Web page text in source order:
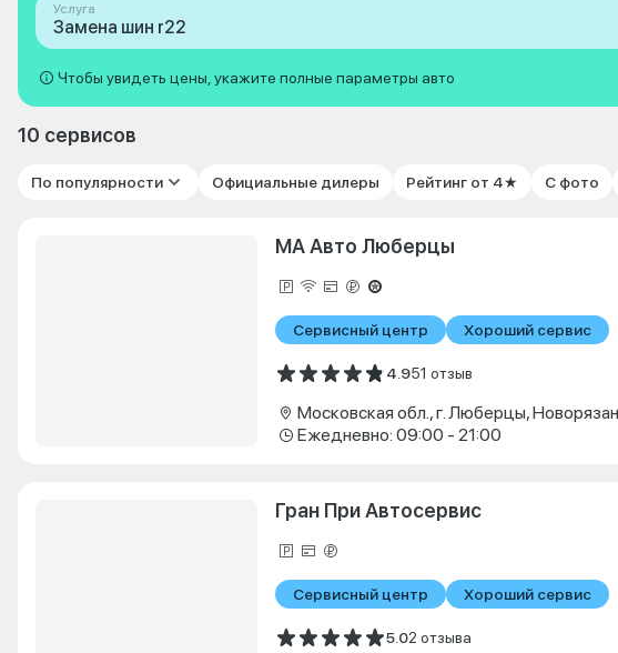
Услуга
Замена шин r22
Чтобы увидеть цены, укажите полные параметры авто
10 сервисов
По популярности Официальные дилеры Рейтинг от 4★ С фото
МА Авто Люберцы
Сервисный центр Хороший сервис
4.951 отзыв
Ежедневно: 09:00 - 21:00
Гран При Автосервис
Сервисный центр Хороший сервис
5.02 отзыва